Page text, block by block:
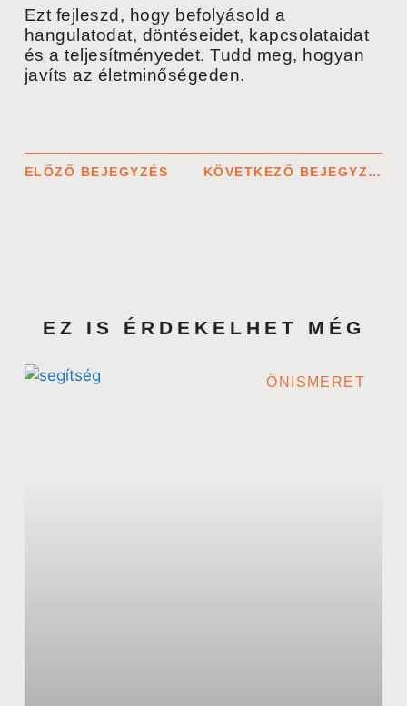
Ezt fejleszd, hogy befolyásold a
hangulatodat, döntéseidet, kapcsolataidat
és a teljesítményedet. Tudd meg, hogyan
javíts az életminőségeden.
ELŐZŐ BEJEGYZÉS KÖVETKEZŐ BEJEGYZÉS
EZ IS ÉRDEKELHET MÉG
ÖNISMERET